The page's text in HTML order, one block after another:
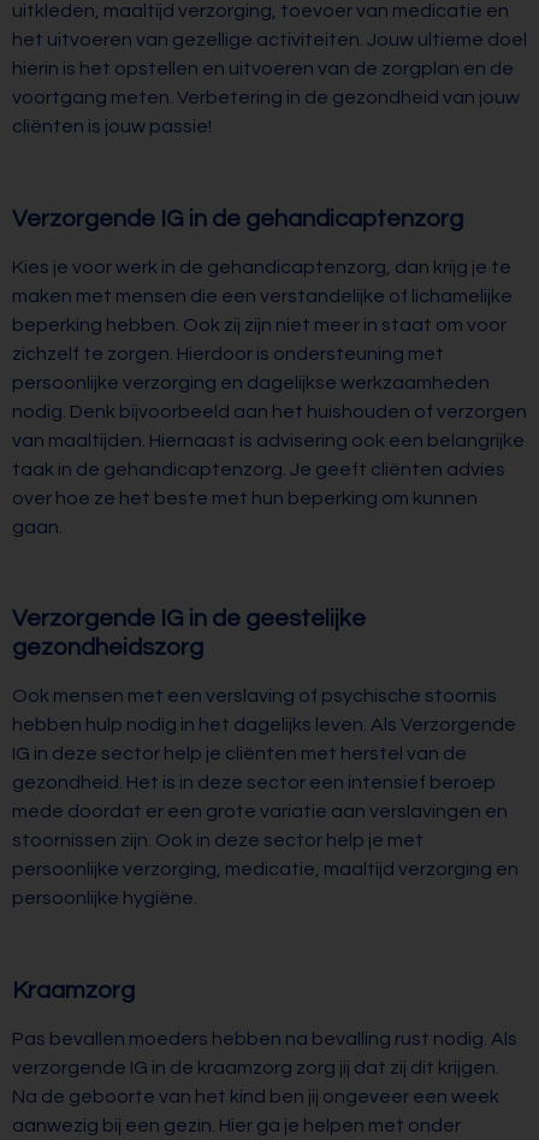
uitkleden, maaltijd verzorging, toevoer van medicatie en
het uitvoeren van gezellige activiteiten. Jouw ultieme doel
hierin is het opstellen en uitvoeren van de zorgplan en de
voortgang meten. Verbetering in de gezondheid van jouw
cliënten is jouw passie!
Verzorgende IG in de gehandicaptenzorg
Kies je voor werk in de gehandicaptenzorg, dan krijg je te
maken met mensen die een verstandelijke of lichamelijke
beperking hebben. Ook zij zijn niet meer in staat om voor
zichzelf te zorgen. Hierdoor is ondersteuning met
persoonlijke verzorging en dagelijkse werkzaamheden
nodig. Denk bijvoorbeeld aan het huishouden of verzorgen
van maaltijden. Hiernaast is advisering ook een belangrijke
taak in de gehandicaptenzorg. Je geeft cliënten advies
over hoe ze het beste met hun beperking om kunnen
gaan.
Verzorgende IG in de geestelijke
gezondheidszorg
Ook mensen met een verslaving of psychische stoornis
hebben hulp nodig in het dagelijks leven. Als Verzorgende
IG in deze sector help je cliënten met herstel van de
gezondheid. Het is in deze sector een intensief beroep
mede doordat er een grote variatie aan verslavingen en
stoornissen zijn. Ook in deze sector help je met
persoonlijke verzorging, medicatie, maaltijd verzorging en
persoonlijke hygiëne.
Kraamzorg
Pas bevallen moeders hebben na bevalling rust nodig. Als
verzorgende IG in de kraamzorg zorg jij dat zij dit krijgen.
Na de geboorte van het kind ben jij ongeveer een week
aanwezig bij een gezin. Hier ga je helpen met onder